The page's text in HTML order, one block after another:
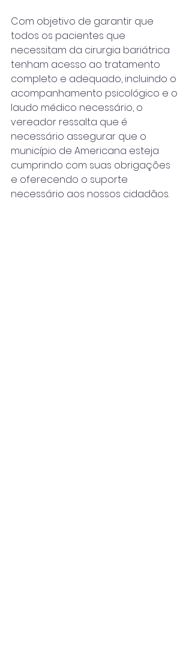
Com objetivo de garantir que
todos os pacientes que
necessitam da cirurgia bariátrica
tenham acesso ao tratamento
completo e adequado, incluindo o
acompanhamento psicológico e o
laudo médico necessário, o
vereador ressalta que é
necessário assegurar que o
município de Americana esteja
cumprindo com suas obrigações
e oferecendo o suporte
necessário aos nossos cidadãos.